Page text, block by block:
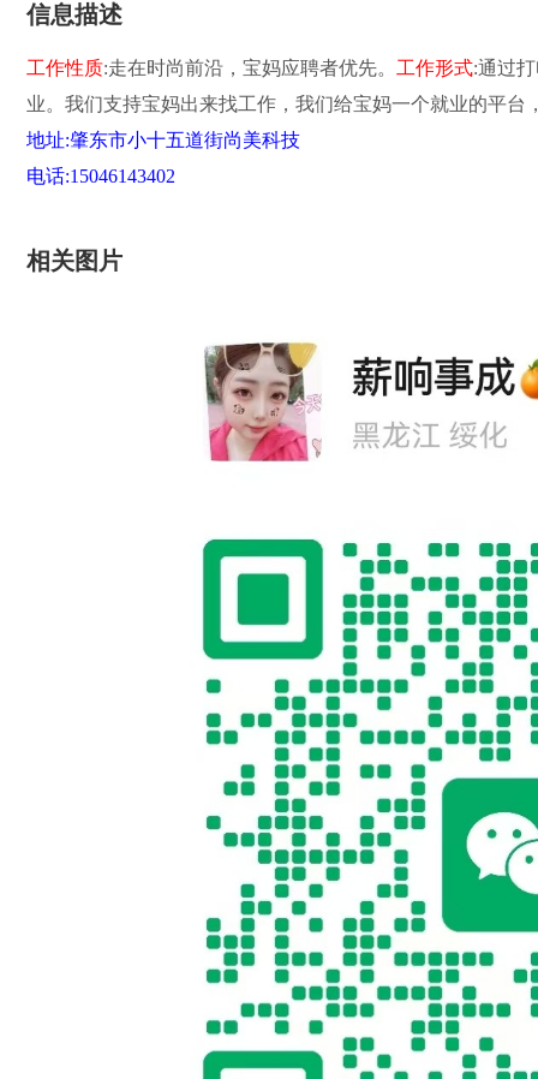
信息描述
工作性质:走在时尚前沿，宝妈应聘者优先。 工作形式:通过
业。我们支持宝妈出来找工作，我们给宝妈一个就业的平台
地址:肇东市小十五道街尚美科技
电话:15046143402
相关图片